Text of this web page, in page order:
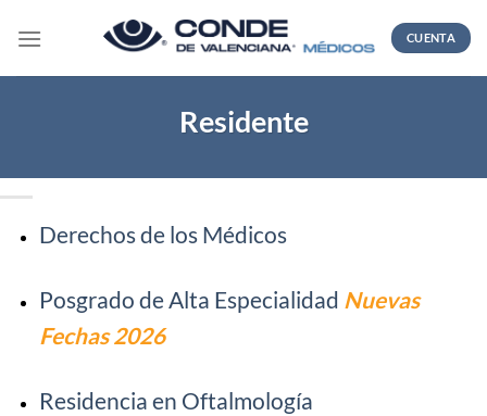
CUENTA
Residente
Derechos de los Médicos
Posgrado de Alta Especialidad Nuevas
Fechas 2026
Residencia en Oftalmología